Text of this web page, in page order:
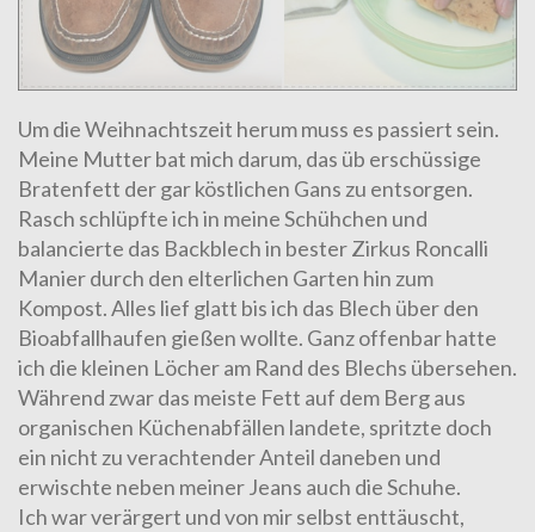
Um die Weihnachtszeit herum muss es passiert sein.
Meine Mutter bat mich darum, das üb erschüssige
Bratenfett der gar köstlichen Gans zu entsorgen.
Rasch schlüpfte ich in meine Schühchen und
balancierte das Backblech in bester Zirkus Roncalli
Manier durch den elterlichen Garten hin zum
Kompost. Alles lief glatt bis ich das Blech über den
Bioabfallhaufen gießen wollte. Ganz offenbar hatte
ich die kleinen Löcher am Rand des Blechs übersehen.
Während zwar das meiste Fett auf dem Berg aus
organischen Küchenabfällen landete, spritzte doch
ein nicht zu verachtender Anteil daneben und
erwischte neben meiner Jeans auch die Schuhe.
Ich war verärgert und von mir selbst enttäuscht,